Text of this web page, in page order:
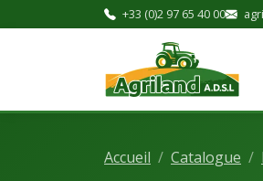
+33 (0)2 97 65 40 00
Accueil Catalogue